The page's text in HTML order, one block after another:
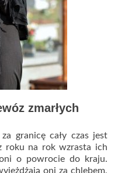
zmarłych
granicę cały czas jest
roku na rok wzrasta ich
o powrocie do kraju.
oni za chlebem,